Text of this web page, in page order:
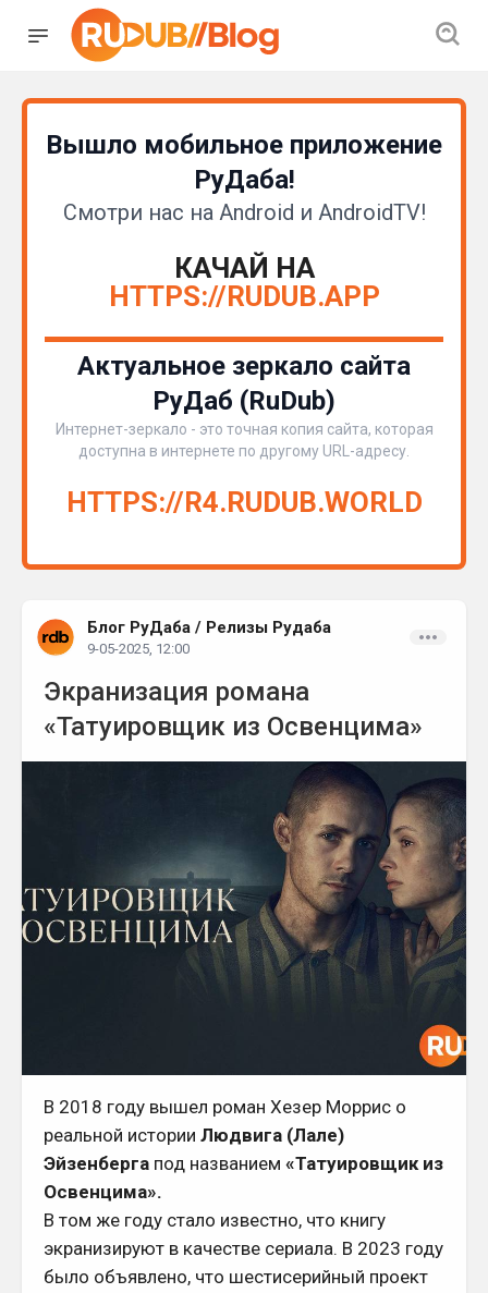
Вышло мобильное приложение
РуДаба!
Смотри нас на Android и AndroidTV!
КАЧАЙ НА
HTTPS://RUDUB.APP
Актуальное зеркало сайта
РуДаб (RuDub)
Интернет-зеркало - это точная копия сайта, которая
доступна в интернете по другому URL-адресу.
HTTPS://R4.RUDUB.WORLD
Блог РуДаба / Релизы Рудаба
9-05-2025, 12:00
Экранизация романа
«Татуировщик из Освенцима»
В 2018 году вышел роман Хезер Моррис о
реальной истории Людвига (Лале)
Эйзенберга под названием «Татуировщик из
Освенцима».
В том же году стало известно, что книгу
экранизируют в качестве сериала. В 2023 году
было объявлено, что шестисерийный проект